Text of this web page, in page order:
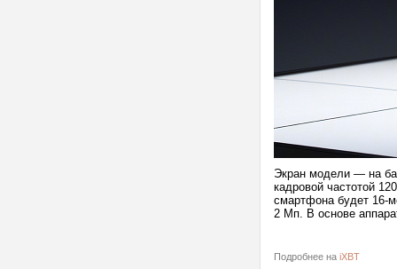
Экран модели — на
кадровой частотой
смартфона будет 16-
2 Мп. В основе
Подробнее на iXBT